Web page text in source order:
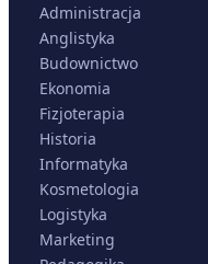
Administracja
Anglistyka
Budownictwo
Ekonomia
Fizjoterapia
Historia
Informatyka
Kosmetologia
Logistyka
Marketing